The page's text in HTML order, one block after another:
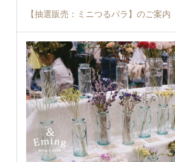
【抽選販売：ミニつるバラ】のご案内